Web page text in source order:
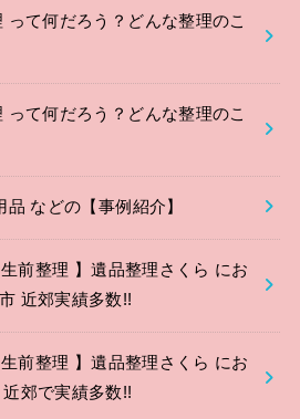
って何だろう？どんな整理のこ
って何だろう？どんな整理のこ
などの【事例紹介】
前整理 】遺品整理さくら にお
近郊実績多数!!
前整理 】遺品整理さくら にお
郊で実績多数!!